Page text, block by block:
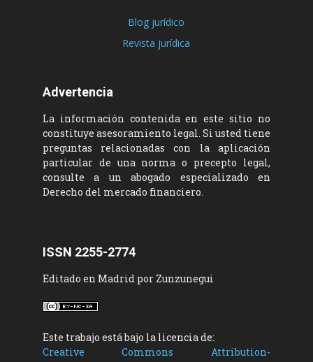
Blog jurídico
Revista jurídica
Advertencia
La información contenida en este sitio no
constituye asesoramiento legal. Si usted tiene
preguntas relacionadas con la aplicación
particular de una norma o precepto legal,
consulte a un abogado especializado en
Derecho del mercado financiero.
ISSN 2255-2774
Editado en Madrid por Zunzunegui
Este trabajo está bajo la licencia de:
Creative Commons Attribution-